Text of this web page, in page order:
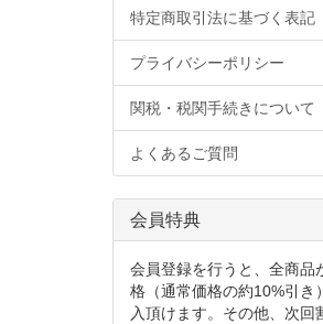
特定商取引法に基づく表記
プライバシーポリシー
関税・税関手続きについて
よくあるご質問
会員特典
会員登録を行うと、全商品
格（通常価格の約10%引き
入頂けます。その他、次回